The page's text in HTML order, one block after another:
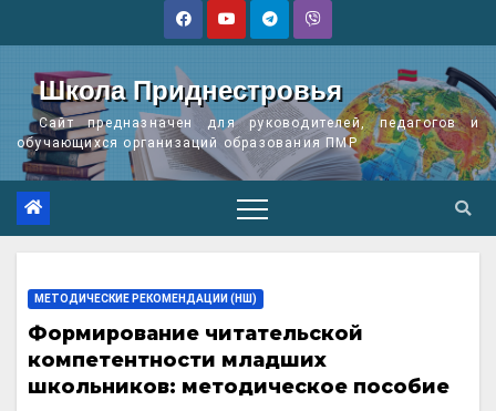
Школа Приднестровья
Сайт предназначен для руководителей, педагогов и
обучающихся организаций образования ПМР
МЕТОДИЧЕСКИЕ РЕКОМЕНДАЦИИ (НШ)
Формирование читательской
компетентности младших
школьников: методическое пособие